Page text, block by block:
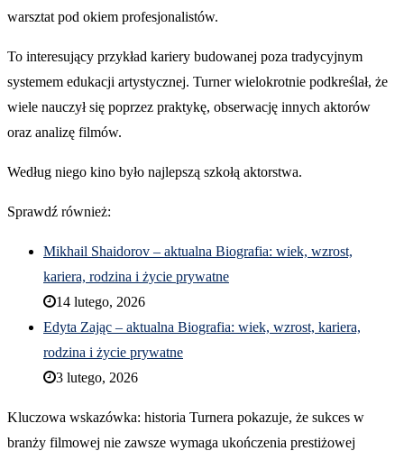
warsztat pod okiem profesjonalistów.
To interesujący przykład kariery budowanej poza tradycyjnym
systemem edukacji artystycznej. Turner wielokrotnie podkreślał, że
wiele nauczył się poprzez praktykę, obserwację innych aktorów
oraz analizę filmów.
Według niego kino było najlepszą szkołą aktorstwa.
Sprawdź również:
Mikhail Shaidorov – aktualna Biografia: wiek, wzrost,
kariera, rodzina i życie prywatne
14 lutego, 2026
Edyta Zając – aktualna Biografia: wiek, wzrost, kariera,
rodzina i życie prywatne
3 lutego, 2026
Kluczowa wskazówka: historia Turnera pokazuje, że sukces w
branży filmowej nie zawsze wymaga ukończenia prestiżowej